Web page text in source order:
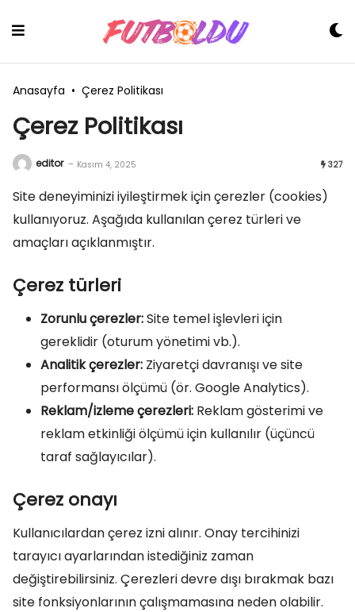
Anasayfa • Çerez Politikası
Çerez Politikası
editor - Kasım 4, 2025 327
Site deneyiminizi iyileştirmek için çerezler (cookies)
kullanıyoruz. Aşağıda kullanılan çerez türleri ve
amaçları açıklanmıştır.
Çerez türleri
Zorunlu çerezler:Site temel işlevleri için
gereklidir (oturum yönetimi vb.).
Analitik çerezler: Ziyaretçi davranışı ve site
performansı ölçümü (ör. Google Analytics).
Reklam/izleme çerezleri: Reklam gösterimi ve
reklam etkinliği ölçümü için kullanılır (üçüncü
taraf sağlayıcılar).
Çerez onayı
Kullanıcılardan çerez izni alınır. Onay tercihinizi
tarayıcı ayarlarından istediğiniz zaman
değiştirebilirsiniz. Çerezleri devre dışı bırakmak bazı
site fonksiyonlarının çalışmamasına neden olabilir.